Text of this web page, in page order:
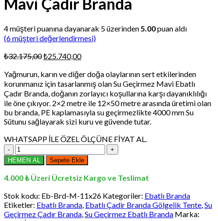
Mavi Çadır Branda
4müşteri puanına dayanarak 5 üzerinden5.00puan aldı
(6müşteri değerlendirmesi)
₺32.175,00Orijinal
₺32.175,00.
₺25.740,00Şu
fiyat:
₺25.740,00.
Yağmurun, karın ve diğer doğa olaylarının sert etkilerinden
korunmanız için tasarlanmış olan Su Geçirmez Mavi Ebatlı
Çadır Branda, doğanın zorlayıcı koşullarına karşı dayanıklılığı
ile öne çıkıyor. 2×2 metre ile 12×50 metre arasında üretimi olan
bu branda, PE kaplamasıyla su geçirmezlikte 4000 mm Su
Sütunu sağlayarak sizi kuru ve güvende tutar.
WHATSAPP İLE ÖZEL ÖLÇÜNE FİYAT AL.
11x26
Metre
Mavi
Ebatlı
-
11x26
Su
HEMEN AL Sepete Ekle
4.000 ₺ Üzeri Ücretsiz Kargo ve Teslimat
Stok kodu: Eb-Brd-M-11x26 Kategoriler: Ebatlı Branda
Etiketler: Ebatlı Branda, Ebatlı Çadir Branda Gölgelik Tente,Su
Geçirmez Çadır Branda,Su Geçirmez Ebatlı Branda Marka: